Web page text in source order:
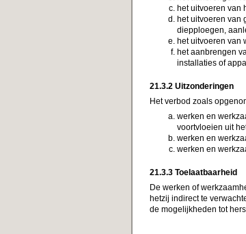
het uitvoeren van
het uitvoeren van
diepploegen,
het uitvoeren van
het aanbrengen
installaties of
21.3.2 Uitzonderingen
Het verbod zoals
werken en
voortvloeien uit
werken en
werken en
21.3.3 Toelaatbaarheid
De werken of
hetzij indirect te
de mogelijkheden tot